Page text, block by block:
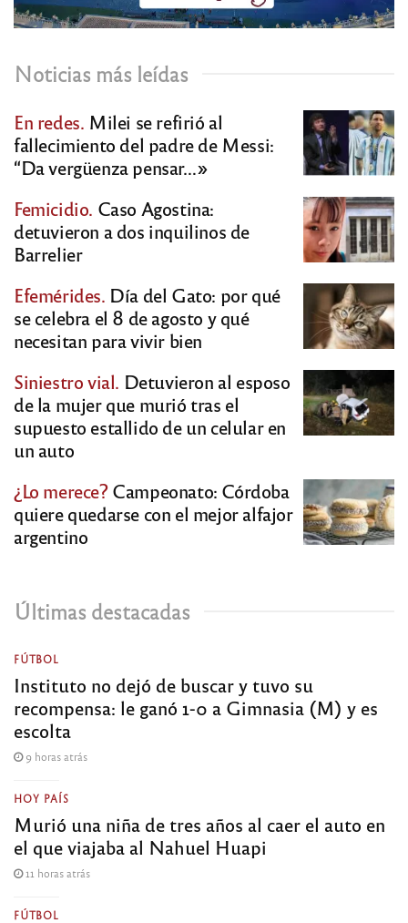
Noticias más leídas
En redes. Milei se refirió al
fallecimiento del padre de Messi:
“Da vergüenza pensar…»
Femicidio. Caso Agostina:
detuvieron a dos inquilinos de
Barrelier
Efemérides. Día del Gato: por qué
se celebra el 8 de agosto y qué
necesitan para vivir bien
Siniestro vial. Detuvieron al esposo
de la mujer que murió tras el
supuesto estallido de un celular en
un auto
¿Lo merece?Campeonato: Córdoba
quiere quedarse con el mejor alfajor
argentino
Últimas destacadas
FÚTBOL
Instituto no dejó de buscar y tuvo su
recompensa: le ganó 1-0 a Gimnasia (M) y es
escolta
9 horas atrás
HOY PAÍS
Murió una niña de tres años al caer el auto en
el que viajaba al Nahuel Huapi
11 horas atrás
FÚTBOL